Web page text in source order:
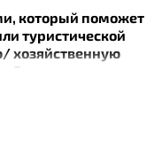
который поможет
туристической
хозяйственную
С помощью
на дереве, длина